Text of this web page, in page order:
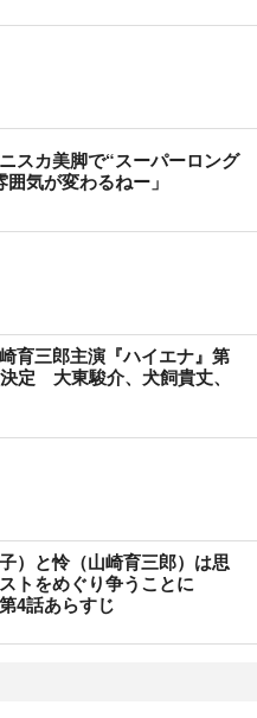
スカ美脚で“スーパーロング
気が変わるねー」
育三郎主演『ハイエナ』第
定 大東駿介、犬飼貴丈、
）と怜（山崎育三郎）は思
トをめぐり争うことに
4話あらすじ